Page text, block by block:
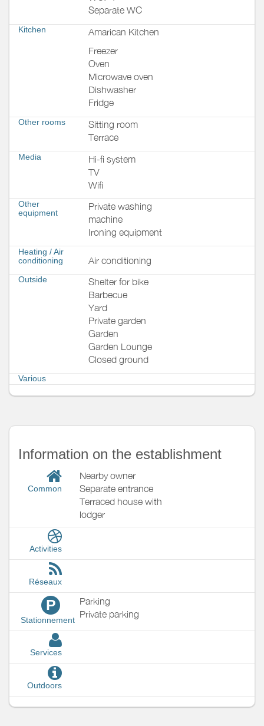
Separate WC
Kitchen
Amarican Kitchen
Freezer
Oven
Microwave oven
Dishwasher
Fridge
Other rooms
Sitting room
Terrace
Media
Hi-fi system
TV
Wifi
Other
equipment
Private washing
machine
Ironing equipment
Heating / Air
conditioning
Air conditioning
Outside
Shelter for bike
Barbecue
Yard
Private garden
Garden
Garden Lounge
Closed ground
Various
Information on the establishment
Common
Nearby owner
Separate entrance
Terraced house with
lodger
Activities
Réseaux
P
Stationnement
Parking
Private parking
Services
Outdoors